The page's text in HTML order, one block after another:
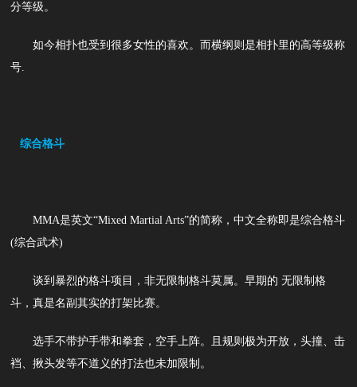
分等级。
如今相扑也受到很多女性的喜欢。而横纲则是相扑里的高等级称
号.
综合格斗
MMA是英文“Mixed Martial Arts”的简称，中文全称即是综合格斗
(综合武术)
谈到暴烈的格斗项目，非无限制格斗莫属。早期的 无限制格
斗，真是名副其实的打架比赛。
选手不带护手带和拳套，空手上阵。且规则极为开放，头撞、击
裆、揪头发等不道义的打法也未加限制。